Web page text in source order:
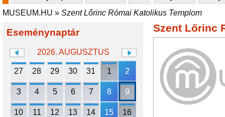
MUSEUM.HU » Szent Lőrinc Római Katolikus Templom
Eseménynaptár
2026. AUGUSZTUS
27 28 29 30 31 1 2
3 4 5 6 7 8 9
10 11 12 13 14 15 16
Szent Lőrinc